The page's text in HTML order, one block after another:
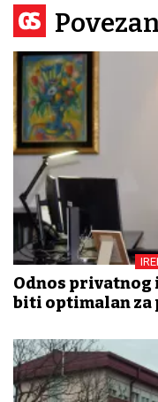
Odnos privatnog
biti optimalan za